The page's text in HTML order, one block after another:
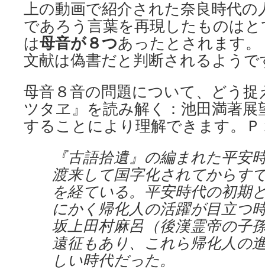
上の動画で紹介された奈良時代
であろう言葉を再現したものは
は母音が８つあったとされます
文献は偽書だと判断されるようで
母音８音の問題について、どう
ツタヱ』を読み解く：池田満著展
することにより理解できます。Ｐ
『古語拾遺』の編まれた平安
渡来して国字化されてからす
を経ている。平安時代の初期
にかく帰化人の活躍が目立つ
坂上田村麻呂（後漢霊帝の子
遠征もあり、これら帰化人の
しい時代だった。